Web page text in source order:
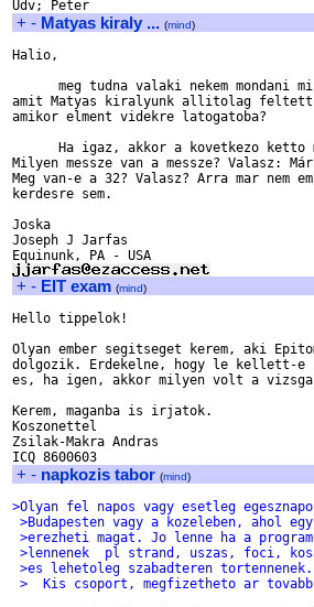
+ - Matyas kiraly ... (mind)
Halio,
meg tudna valaki nekem mondani
amit Matyas kiralyunk allitolag feltett
amikor elment videkre latogatoba?
Ha igaz, akkor a kovetkezo ketto
Milyen messze van a messze? Valasz:
Meg van-e a 32? Valasz? Arra mar nem
kerdesre sem.
Joska
Joseph J Jarfas
+ - EIT exam (mind)
Hello tippelok!
Olyan ember segitseget kerem, aki
dolgozik. Erdekelne, hogy le kellett-e
es, ha igen, akkor milyen volt a
Kerem, maganba is irjatok.
Koszonettel
Zsilak-Makra Andras
+ - napkozis tabor (mind)
>Olyan fel napos vagy esetleg
>Budapesten vagy a kozeleben, ahol
>erezheti magat. Jo lenne ha a
>lennenek  pl strand, uszas, foci,
>es lehetoleg szabadteren tortennenek.
>  Kis csoport, megfizetheto ar